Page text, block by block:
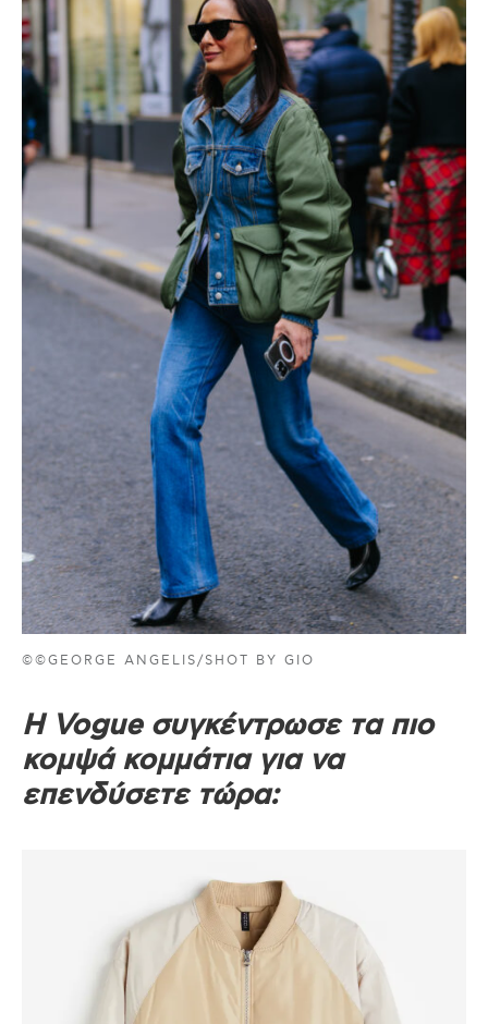
©©GEORGE ANGELIS/SHOT BY GIO
Η Vogue συγκέντρωσε τα πιο
κομψά κομμάτια για να
επενδύσετε τώρα: